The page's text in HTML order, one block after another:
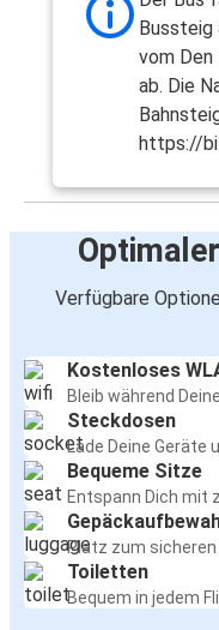
Bussteig
vom Den
ab. Die
https://
Verfügbare
Kostenloses
Bleib während
Steckdosen
Lade Deine Geräte
Bequeme Sitze
Entspann Dich mit
Platz zum
Toiletten
Bequem in jedem